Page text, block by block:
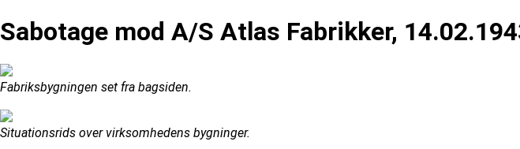
Sabotage mod A/S Atlas Fabrikker,
Fabriksbygningen set fra bagsiden.
Situationsrids over virksomhedens bygninger.